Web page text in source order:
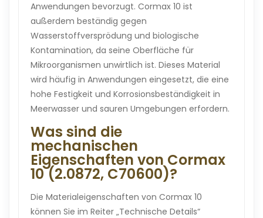
Anwendungen bevorzugt. Cormax 10 ist
außerdem beständig gegen
Wasserstoffversprödung und biologische
Kontamination, da seine Oberfläche für
Mikroorganismen unwirtlich ist. Dieses Material
wird häufig in Anwendungen eingesetzt, die eine
hohe Festigkeit und Korrosionsbeständigkeit in
Meerwasser und sauren Umgebungen erfordern.
Was sind die
mechanischen
Eigenschaften von Cormax
10 (2.0872, C70600)?
Die Materialeigenschaften von Cormax 10
können Sie im Reiter „Technische Details“